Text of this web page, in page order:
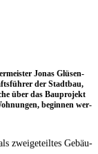
Jonas Glüsen­
der Stadt­bau,
über das Bau­pro­jekt
begin­nen wer­
zwei­ge­teil­tes Gebäu­